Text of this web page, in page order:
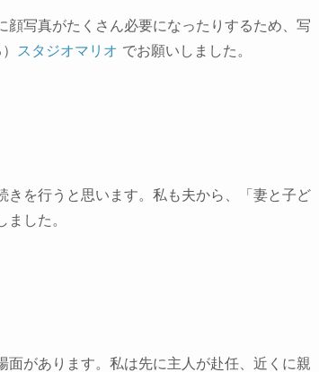
写真がたくさん必要になったりするため、写
スタジオマリオ でお願いしました 。
を行うと思います。私も夫から、「妻と子ど
した。
面があります。私は先に主人が赴任、近くに親